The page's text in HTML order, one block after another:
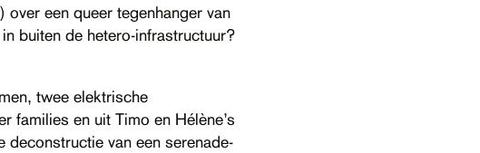
een queer tegenhanger van
buiten de hetero-infrastructuur?
twee elektrische
families en uit Timo en Hélène’s
deconstructie van een serenade-